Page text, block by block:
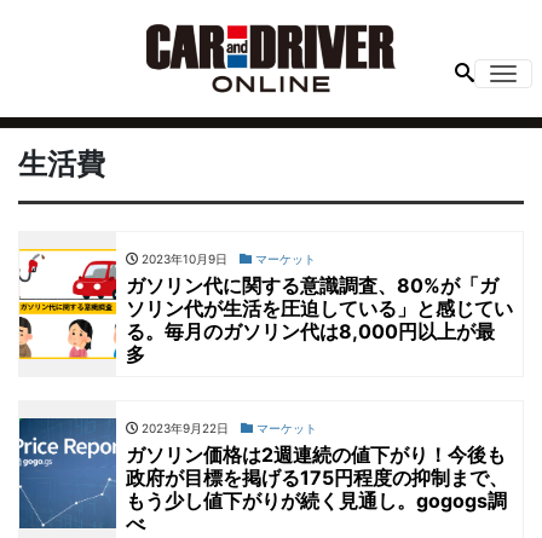
生活費
2023年10月9日 マーケット
ガソリン代に関する意識調査、80%が「ガ
ソリン代が生活を圧迫している」と感じてい
る。毎月のガソリン代は8,000円以上が最
多
2023年9月22日 マーケット
ガソリン価格は2週連続の値下がり！今後も
政府が目標を掲げる175円程度の抑制まで、
もう少し値下がりが続く見通し。gogogs調
べ